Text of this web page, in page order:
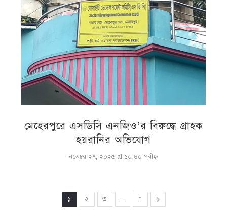
মেহেরপুরে এসডিসি এনজিও’র বিরুদ্ধে গ্রাহক
হয়রানির অভিযোগ
নভেম্বর ২৭, ২০২৫ at ১০:৪০ পূর্বাহ্ণ
১ ২ ৩ … ৭